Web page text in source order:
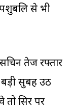
से भी
तेज रफ्तार
बड़ी सुबह उठ
तो सिर पर